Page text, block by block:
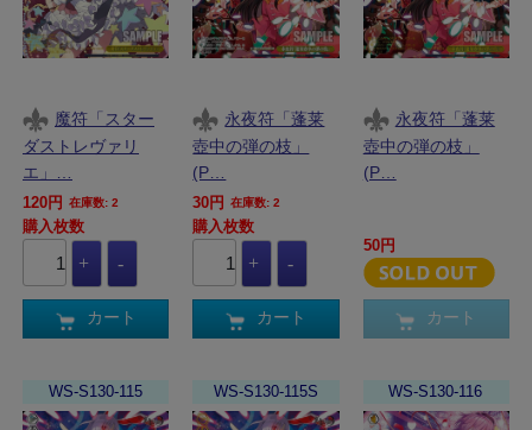
魔符「スター
ダストレヴァリ
エ」…
120円 在庫数: 2
購入枚数
カート
永夜符「蓬莱
壺中の弾の枝」
(P…
30円 在庫数: 2
購入枚数
カート
永夜符「蓬莱
壺中の弾の枝」
(P…
50円
カート
WS-S130-115 WS-S130-115S WS-S130-116